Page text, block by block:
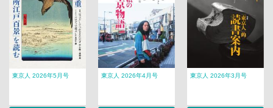
東京人 2026年5月号 東京人 2026年4月号 東京人 2026年3月号